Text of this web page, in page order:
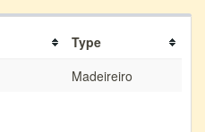
Type
Madeireiro